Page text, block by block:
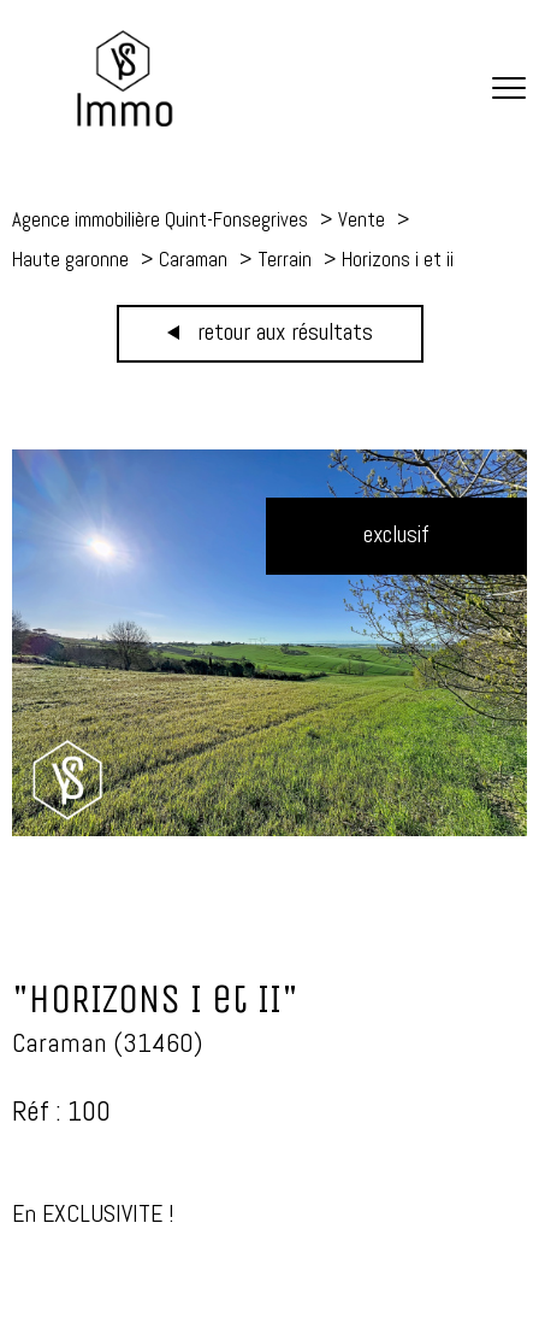
Agence immobilière Quint-Fonsegrives Vente
Haute garonne Caraman Terrain Horizons i et ii
retour aux résultats
exclusif
"HORIZONS I et II"
Caraman (31460)
Réf : 100
En EXCLUSIVITE !